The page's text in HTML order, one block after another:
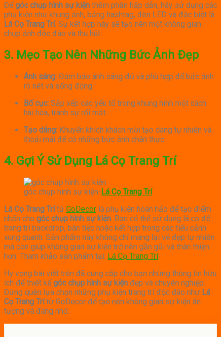
Đểgóc chụp hình sự kiện thêm phần hấp dẫn, hãy sử dụng các
phụ kiện như khung ảnh, bảng hashtag, đèn LED và đặc biệt là
Lá Cọ Trang Trí. Sự kết hợp này sẽ tạo nên một không gian
chụp ảnh độc đáo và thu hút.
3. Mẹo Tạo Nên Những Bức Ảnh Đẹp
Ánh sáng: Đảm bảo ánh sáng đủ và phù hợp để bức ảnh
rõ nét và sống động.
Bố cục: Sắp xếp các yếu tố trong khung hình một cách
hài hòa, tránh sự rối mắt.
Tạo dáng: Khuyến khích khách mời tạo dáng tự nhiên và
thoải mái để có những bức ảnh chân thực.
4. Gợi Ý Sử Dụng Lá Cọ Trang Trí
góc chụp hình sự kiện-Lá Cọ Trang Trí
Lá Cọ Trang Trítừ GoDecor là phụ kiện hoàn hảo để tạo điểm
nhấn cho góc chụp hình sự kiện Bạn có thể sử dụng lá cọ để
trang trí backdrop, bàn tiệc hoặc kết hợp trong các tiểu cảnh
xung quanh. Sản phẩm này không chỉ mang lại vẻ đẹp tự nhiên
mà còn giúp không gian sự kiện trở nên gần gũi và thân thiện
hơn. Tham khảo sản phẩm tại: Lá Cọ Trang Trí
Hy vọng bài viết trên đã cung cấp cho bạn những thông tin hữu
ích để thiết kếgóc chụp hình sự kiện đẹp và chuyên nghiệp.
Đừng quên lựa chọn những phụ kiện trang trí độc đáo như Lá
Cọ Trang Trítừ GoDecor để tạo nên không gian sự kiện ấn
tượng và đáng nhớ.